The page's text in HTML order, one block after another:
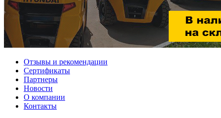
Отзывы и рекомендации
Сертификаты
Партнеры
Новости
О компании
Контакты